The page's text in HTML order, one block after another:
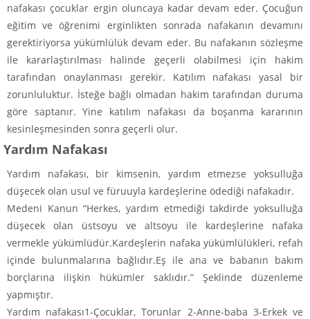
nafakası çocuklar ergin oluncaya kadar devam eder. Çocuğun
eğitim ve öğrenimi erginlikten sonrada nafakanın devamını
gerektiriyorsa yükümlülük devam eder. Bu nafakanın sözleşme
ile kararlaştırılması halinde geçerli olabilmesi için hakim
tarafından onaylanması gerekir. Katılım nafakası yasal bir
zorunluluktur. İsteğe bağlı olmadan hakim tarafından duruma
göre saptanır. Yine katılım nafakası da boşanma kararının
kesinleşmesinden sonra geçerli olur.
Yardım Nafakası
Yardım nafakası, bir kimsenin, yardım etmezse yoksulluğa
düşecek olan usul ve füruuyla kardeşlerine ödediği nafakadır.
Medeni Kanun “Herkes, yardım etmediği takdirde yoksulluğa
düşecek olan üstsoyu ve altsoyu ile kardeşlerine nafaka
vermekle yükümlüdür.Kardeşlerin nafaka yükümlülükleri, refah
içinde bulunmalarına bağlıdır.Eş ile ana ve babanın bakım
borçlarına ilişkin hükümler saklıdır.” Şeklinde düzenleme
yapmıştır.
Yardım nafakası1-Çocuklar, Torunlar 2-Anne-baba 3-Erkek ve